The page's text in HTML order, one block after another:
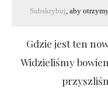
Subskrybuj, aby
Gdzie jest ten
Widzieliśmy